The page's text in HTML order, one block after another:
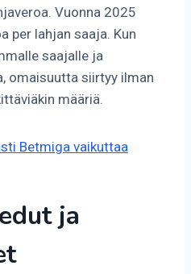
Vuonna 2025
per lahjan saaja. Kun
saajalle ja
omaisuutta siirtyy ilman
määriä.
Betmiga vaikuttaa
ja